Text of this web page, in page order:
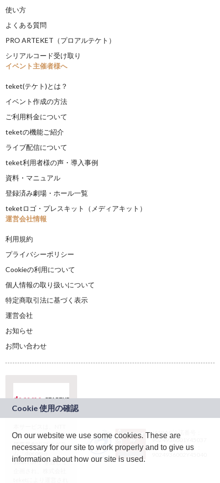
使い方
よくある質問
PRO ARTEKET（プロアルテケト）
シリアルコード受け取り
イベント主催者様へ
teket(テケト)とは？
イベント作成の方法
ご利用料金について
teketの機能ご紹介
ライブ配信について
teket利用者様の声・導入事例
資料・マニュアル
登録済み劇場・ホール一覧
teketロゴ・プレスキット（メディアキット）
運営会社情報
利用規約
プライバシーポリシー
Cookieの利用について
個人情報の取り扱いについて
特定商取引法に基づく表示
運営会社
お知らせ
お問い合わせ
ドコモグループの新
規事業創出プログラ
ム「docomo
STARTUP」を通じて
JASRAC許諾番号：
9024936001Y45037
JASRAC許諾番号：
On our website we use some cookies. These are
necessary for our site to work properly and to give us
information about how our site is used.